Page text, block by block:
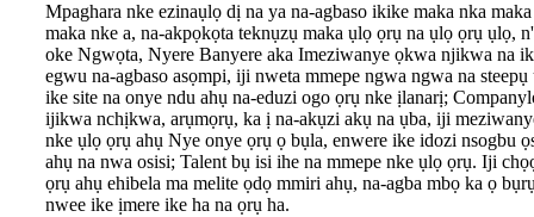
Mpaghara nke ezinaụlọ dị na ya na-agbaso ikike maka nka
maka nke a, na-akpọkọta teknụzụ maka ụlọ ọrụ na ụlọ ọrụ ụlọ,
oke Ngwọta, Nyere Banyere aka Imeziwanye ọkwa njikwa na
egwu na-agbaso asọmpi, iji nweta mmepe ngwa ngwa na
ike site na onye ndu ahụ na-eduzi ogo ọrụ nke ịlanarị;
ijikwa nchịkwa, arụmọrụ, ka ị na-akụzi akụ na ụba, iji
nke ụlọ ọrụ ahụ Nye onye ọrụ ọ bụla, enwere ike idozi nsogbu
ahụ na nwa osisi; Talent bụ isi ihe na mmepe nke ụlọ ọrụ. Iji
ọrụ ahụ ehibela ma melite ọdọ mmiri ahụ, na-agba mbọ ka ọ
nwee ike ịmere ike ha na ọrụ ha.